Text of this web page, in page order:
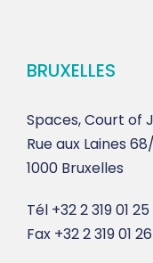
BRUXELLES
Spaces, Court of
Rue aux Laines
1000 Bruxelles
Tél +32 2 319 01 25
Fax +32 2 319 01 26